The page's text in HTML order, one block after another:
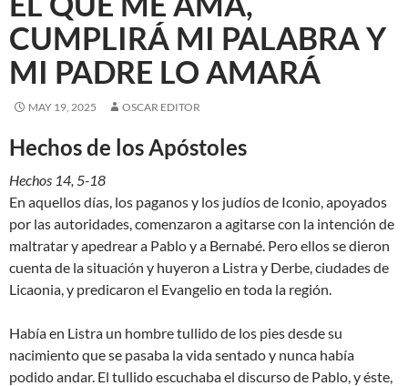
CUMPLIRÁ MI PALABRA Y
MI PADRE LO AMARÁ
MAY 19, 2025 OSCAR EDITOR
Hechos de los Apóstoles
Hechos 14, 5-18
En aquellos días, los paganos y los judíos de Iconio, apoyados
por las autoridades, comenzaron a agitarse con la intención de
maltratar y apedrear a Pablo y a Bernabé. Pero ellos se dieron
cuenta de la situación y huyeron a Listra y Derbe, ciudades de
Licaonia, y predicaron el Evangelio en toda la región.
Había en Listra un hombre tullido de los pies desde su
nacimiento que se pasaba la vida sentado y nunca había
podido andar. El tullido escuchaba el discurso de Pablo, y éste,